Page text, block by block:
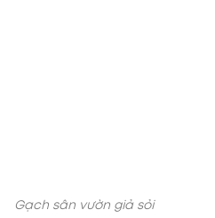
Gạch sân vườn giả sỏi